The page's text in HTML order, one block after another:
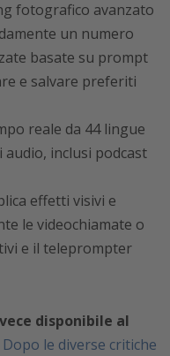
fotografico avanzato
un numero
basate su prompt
e salvare preferiti
reale da 44 lingue
inclusi podcast
effetti visivi e
le videochiamate o
e il teleprompter
disponibile al
Dopo le diverse critiche